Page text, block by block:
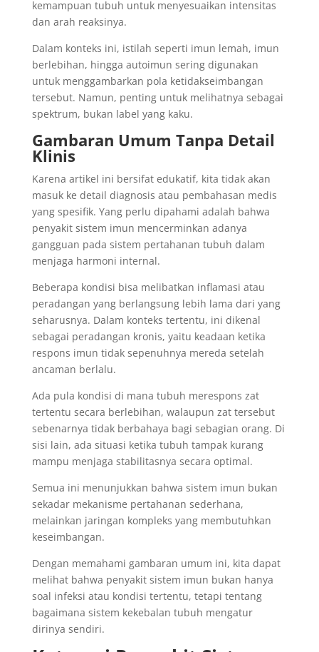
kemampuan tubuh untuk menyesuaikan intensitas
dan arah reaksinya.
Dalam konteks ini, istilah seperti imun lemah, imun
berlebihan, hingga autoimun sering digunakan
untuk menggambarkan pola ketidakseimbangan
tersebut. Namun, penting untuk melihatnya sebagai
spektrum, bukan label yang kaku.
Gambaran Umum Tanpa Detail
Klinis
Karena artikel ini bersifat edukatif, kita tidak akan
masuk ke detail diagnosis atau pembahasan medis
yang spesifik. Yang perlu dipahami adalah bahwa
penyakit sistem imun mencerminkan adanya
gangguan pada sistem pertahanan tubuh dalam
menjaga harmoni internal.
Beberapa kondisi bisa melibatkan inflamasi atau
peradangan yang berlangsung lebih lama dari yang
seharusnya. Dalam konteks tertentu, ini dikenal
sebagai peradangan kronis, yaitu keadaan ketika
respons imun tidak sepenuhnya mereda setelah
ancaman berlalu.
Ada pula kondisi di mana tubuh merespons zat
tertentu secara berlebihan, walaupun zat tersebut
sebenarnya tidak berbahaya bagi sebagian orang. Di
sisi lain, ada situasi ketika tubuh tampak kurang
mampu menjaga stabilitasnya secara optimal.
Semua ini menunjukkan bahwa sistem imun bukan
sekadar mekanisme pertahanan sederhana,
melainkan jaringan kompleks yang membutuhkan
keseimbangan.
Dengan memahami gambaran umum ini, kita dapat
melihat bahwa penyakit sistem imun bukan hanya
soal infeksi atau kondisi tertentu, tetapi tentang
bagaimana sistem kekebalan tubuh mengatur
dirinya sendiri.